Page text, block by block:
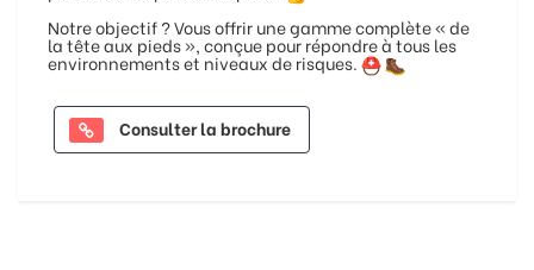
Notre objectif ? Vous offrir une gamme complète « de
la tête aux pieds », conçue pour répondre à tous les
environnements et niveaux de risques.
Consulter la brochure